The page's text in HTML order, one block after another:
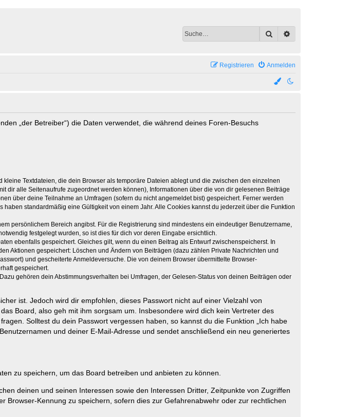
Suche
Anmelden
Registrieren
„der Betreiber“) die Daten verwendet, die während deines Foren-Besuchs
Textdateien, die dein Browser als temporäre Dateien ablegt und die zwischen den einzelnen
dir alle Seitenaufrufe zugeordnet werden können), Informationen über die von dir gelesenen Beiträge
über deine Teilnahme an Umfragen (sofern du nicht angemeldet bist) gespeichert. Ferner werden
standardmäßig eine Gültigkeit von einem Jahr. Alle Cookies kannst du jederzeit über die Funktion
persönlichem Bereich angibst. Für die Registrierung sind mindestens ein eindeutiger Benutzername,
festgelegt wurden, so ist dies für dich vor deren Eingabe ersichtlich.
ebenfalls gespeichert. Gleiches gilt, wenn du einen Beitrag als Entwurf zwischenspeicherst. In
Aktionen gespeichert: Löschen und Ändern von Beiträgen (dazu zählen Private Nachrichten und
und gescheiterte Anmeldeversuche. Die von deinem Browser übermittelte Browser-
gespeichert.
gehören dein Abstimmungsverhalten bei Umfragen, der Gelesen-Status von deinen Beiträgen oder
ist. Jedoch wird dir empfohlen, dieses Passwort nicht auf einer Vielzahl von
Board, also geh mit ihm sorgsam um. Insbesondere wird dich kein Vertreter des
Solltest du dein Passwort vergessen haben, so kannst du die Funktion „Ich habe
und deiner E-Mail-Adresse und sendet anschließend ein neu generiertes
zu speichern, um das Board betreiben und anbieten zu können.
deinen und seinen Interessen sowie den Interessen Dritter, Zeitpunkte von Zugriffen
Browser-Kennung zu speichern, sofern dies zur Gefahrenabwehr oder zur rechtlichen